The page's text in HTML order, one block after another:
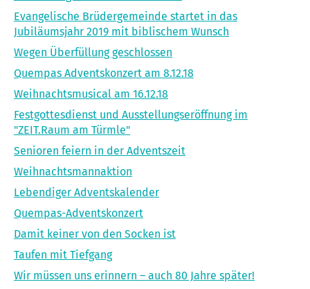
Evangelische Brüdergemeinde startet in das
Jubiläumsjahr 2019 mit biblischem Wunsch
Wegen Überfüllung geschlossen
Quempas Adventskonzert am 8.12.18
Weihnachtsmusical am 16.12.18
Festgottesdienst und Ausstellungseröffnung im
"ZEIT.Raum am Türmle"
Senioren feiern in der Adventszeit
Weihnachtsmannaktion
Lebendiger Adventskalender
Quempas-Adventskonzert
Damit keiner von den Socken ist
Taufen mit Tiefgang
Wir müssen uns erinnern – auch 80 Jahre später!